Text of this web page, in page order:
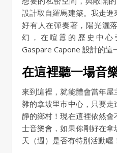
設計取自羅馬建築。我走
好有人在彈奏著，陽光灑
幻，在喧囂的歷史中
Gaspare Capone 設計的這
在這裡聽一場音
來到這裡，就能體會當年
雜的拿坡里市中心，只要
靜的鄉村！現在這裡依然
士音樂會，如果你剛好在
天（週）是否有特別活動喔